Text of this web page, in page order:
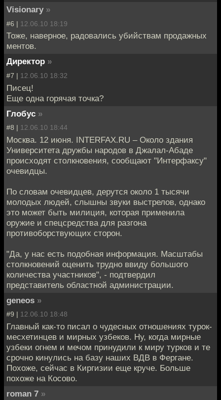
Visionary »
#6 | 12.06.10 18:19
Тоже, наверное, радовались убийствам продажных
ментов.
Директор »
#7 | 12.06.10 18:32
Писец!
Еще одна горячая точка?
Глобус »
#8 | 12.06.10 18:44
Москва. 12 июня. INTERFAX.RU – Около здания
Университета дружбы народов в Джалал-Абаде
происходят столкновения, сообщают "Интерфаксу"
очевидцы.
По словам очевидцев, дерутся около 1 тысячи
молодых людей, слышны звуки выстрелов, однако
это может быть милиция, которая применила
оружие и спецсредства для разгона
противоборствующих сторон.
"Да, у нас есть подобная информация. Масштабы
столкновений оценить трудно ввиду большого
количества участников", - подтвердил
представитель областной администрации.
geneos »
#9 | 12.06.10 18:48
Главный как-то писал о чудесных отношениях турок-
месхетинцев и мирных узбеков. Ну, когда мирные
узбеки огнем и мечом принудили к миру турков и те
срочно кинулись на базу наших ВДВ в Фергане.
Похоже, сейчас в Киргизии еще круче. Больше
похоже на Косово.
roman 7 »